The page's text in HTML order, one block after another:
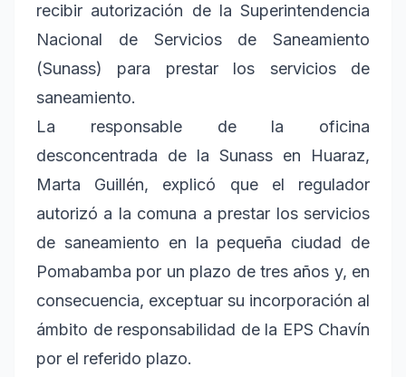
recibir autorización de la Superintendencia
Nacional de Servicios de Saneamiento
(Sunass) para prestar los servicios de
saneamiento.
La responsable de la oficina
desconcentrada de la Sunass en Huaraz,
Marta Guillén, explicó que el regulador
autorizó a la comuna a prestar los servicios
de saneamiento en la pequeña ciudad de
Pomabamba por un plazo de tres años y, en
consecuencia, exceptuar su incorporación al
ámbito de responsabilidad de la EPS Chavín
por el referido plazo.